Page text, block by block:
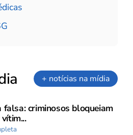
+ notícias na mídia
falsa: criminosos bloqueiam